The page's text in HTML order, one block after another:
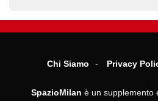
Chi Siamo Privacy
SpazioMilan è un supplemento